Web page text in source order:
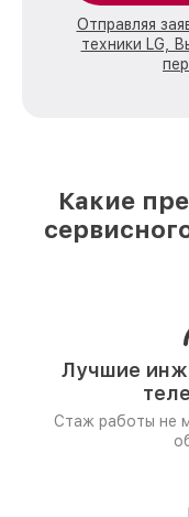
Отправляя
техники LG,
Какие
Лучшие
Стаж работы не